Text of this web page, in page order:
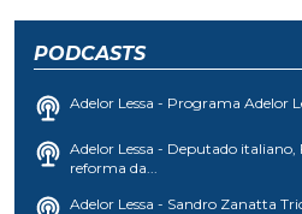
PODCASTS
Adelor Lessa - Programa Adelor
Adelor Lessa - Deputado
reforma da...
Adelor Lessa - Sandro Zanatta